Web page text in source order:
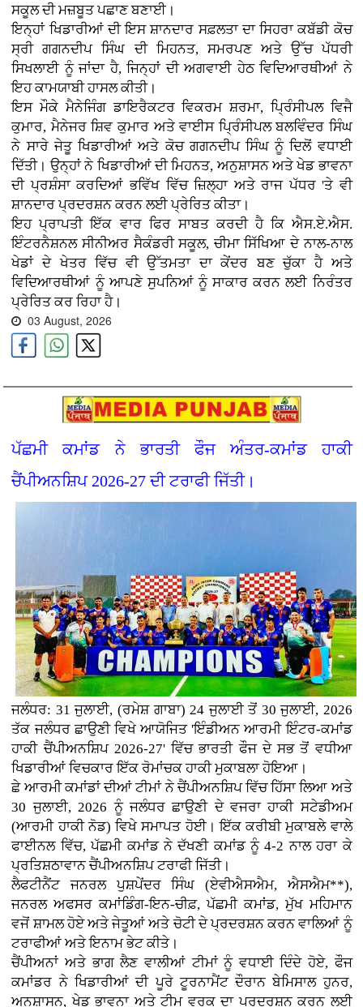
ਸਕੂਲ ਦੀ ਮਜ਼ਬੂਤ ਪਛਾਣ ਬਣਾਈ।
ਇਨ੍ਹਾਂ ਖਿਡਾਰੀਆਂ ਦੀ ਇਸ ਸ਼ਾਨਦਾਰ ਸਫ਼ਲਤਾ ਦਾ ਸਿਹਰਾ ਕਬੱਡੀ ਕੋਚ
ਸ੍ਰੀ ਗਗਨਦੀਪ ਸਿੰਘ ਦੀ ਮਿਹਨਤ, ਸਮਰਪਣ ਅਤੇ ਉੱਚ ਪੱਧਰੀ
ਸਿਖਲਾਈ ਨੂੰ ਜਾਂਦਾ ਹੈ, ਜਿਨ੍ਹਾਂ ਦੀ ਅਗਵਾਈ ਹੇਠ ਵਿਦਿਆਰਥੀਆਂ ਨੇ
ਇਹ ਕਾਮਯਾਬੀ ਹਾਸਲ ਕੀਤੀ।
ਇਸ ਮੌਕੇ ਮੈਨੇਜਿੰਗ ਡਾਇਰੈਕਟਰ ਵਿਕਰਮ ਸ਼ਰਮਾ, ਪ੍ਰਿੰਸੀਪਲ ਵਿਜੈ
ਕੁਮਾਰ, ਮੈਨੇਜਰ ਸ਼ਿਵ ਕੁਮਾਰ ਅਤੇ ਵਾਈਸ ਪ੍ਰਿੰਸੀਪਲ ਬਲਵਿੰਦਰ ਸਿੰਘ
ਨੇ ਸਾਰੇ ਜੇਤੂ ਖਿਡਾਰੀਆਂ ਅਤੇ ਕੋਚ ਗਗਨਦੀਪ ਸਿੰਘ ਨੂੰ ਦਿਲੋਂ ਵਧਾਈ
ਦਿੱਤੀ। ਉਨ੍ਹਾਂ ਨੇ ਖਿਡਾਰੀਆਂ ਦੀ ਮਿਹਨਤ, ਅਨੁਸ਼ਾਸਨ ਅਤੇ ਖੇਡ ਭਾਵਨਾ
ਦੀ ਪ੍ਰਸ਼ੰਸਾ ਕਰਦਿਆਂ ਭਵਿੱਖ ਵਿੱਚ ਜ਼ਿਲ੍ਹਾ ਅਤੇ ਰਾਜ ਪੱਧਰ 'ਤੇ ਵੀ
ਸ਼ਾਨਦਾਰ ਪ੍ਰਦਰਸ਼ਨ ਕਰਨ ਲਈ ਪ੍ਰੇਰਿਤ ਕੀਤਾ।
ਇਹ ਪ੍ਰਾਪਤੀ ਇੱਕ ਵਾਰ ਫਿਰ ਸਾਬਤ ਕਰਦੀ ਹੈ ਕਿ ਐਸ.ਏ.ਐਸ.
ਇੰਟਰਨੈਸ਼ਨਲ ਸੀਨੀਅਰ ਸੈਕੰਡਰੀ ਸਕੂਲ, ਚੀਮਾ ਸਿੱਖਿਆ ਦੇ ਨਾਲ-ਨਾਲ
ਖੇਡਾਂ ਦੇ ਖੇਤਰ ਵਿੱਚ ਵੀ ਉੱਤਮਤਾ ਦਾ ਕੇਂਦਰ ਬਣ ਚੁੱਕਾ ਹੈ ਅਤੇ
ਵਿਦਿਆਰਥੀਆਂ ਨੂੰ ਆਪਣੇ ਸੁਪਨਿਆਂ ਨੂੰ ਸਾਕਾਰ ਕਰਨ ਲਈ ਨਿਰੰਤਰ
ਪ੍ਰੇਰਿਤ ਕਰ ਰਿਹਾ ਹੈ।
03 August, 2026
ਪੱਛਮੀ ਕਮਾਂਡ ਨੇ ਭਾਰਤੀ ਫੌਜ ਅੰਤਰ-ਕਮਾਂਡ ਹਾਕੀ
ਚੈਂਪੀਅਨਸ਼ਿਪ 2026-27 ਦੀ ਟਰਾਫੀ ਜਿੱਤੀ।
ਜਲੰਧਰ: 31 ਜੁਲਾਈ, (ਰਮੇਸ਼ ਗਾਬਾ) 24 ਜੁਲਾਈ ਤੋਂ 30 ਜੁਲਾਈ, 2026
ਤੱਕ ਜਲੰਧਰ ਛਾਉਣੀ ਵਿਖੇ ਆਯੋਜਿਤ 'ਇੰਡੀਅਨ ਆਰਮੀ ਇੰਟਰ-ਕਮਾਂਡ
ਹਾਕੀ ਚੈਂਪੀਅਨਸ਼ਿਪ 2026-27' ਵਿੱਚ ਭਾਰਤੀ ਫੌਜ ਦੇ ਸਭ ਤੋਂ ਵਧੀਆ
ਖਿਡਾਰੀਆਂ ਵਿਚਕਾਰ ਇੱਕ ਰੋਮਾਂਚਕ ਹਾਕੀ ਮੁਕਾਬਲਾ ਹੋਇਆ।
ਛੇ ਆਰਮੀ ਕਮਾਂਡਾਂ ਦੀਆਂ ਟੀਮਾਂ ਨੇ ਚੈਂਪੀਅਨਸ਼ਿਪ ਵਿੱਚ ਹਿੱਸਾ ਲਿਆ ਅਤੇ
30 ਜੁਲਾਈ, 2026 ਨੂੰ ਜਲੰਧਰ ਛਾਉਣੀ ਦੇ ਵਜਰਾ ਹਾਕੀ ਸਟੇਡੀਅਮ
(ਆਰਮੀ ਹਾਕੀ ਨੋਡ) ਵਿਖੇ ਸਮਾਪਤ ਹੋਈ। ਇੱਕ ਕਰੀਬੀ ਮੁਕਾਬਲੇ ਵਾਲੇ
ਫਾਈਨਲ ਵਿੱਚ, ਪੱਛਮੀ ਕਮਾਂਡ ਨੇ ਦੱਖਣੀ ਕਮਾਂਡ ਨੂੰ 4-2 ਨਾਲ ਹਰਾ ਕੇ
ਪ੍ਰਤਿਸ਼ਠਾਵਾਨ ਚੈਂਪੀਅਨਸ਼ਿਪ ਟਰਾਫੀ ਜਿੱਤੀ।
ਲੈਫਟੀਨੈਂਟ ਜਨਰਲ ਪੁਸ਼ਪੇਂਦਰ ਸਿੰਘ (ਏਵੀਐਸਐਮ, ਐਸਐਮ**),
ਜਨਰਲ ਅਫਸਰ ਕਮਾਂਡਿੰਗ-ਇਨ-ਚੀਫ਼, ਪੱਛਮੀ ਕਮਾਂਡ, ਮੁੱਖ ਮਹਿਮਾਨ
ਵਜੋਂ ਸ਼ਾਮਲ ਹੋਏ ਅਤੇ ਜੇਤੂਆਂ ਅਤੇ ਚੋਟੀ ਦੇ ਪ੍ਰਦਰਸ਼ਨ ਕਰਨ ਵਾਲਿਆਂ ਨੂੰ
ਟਰਾਫੀਆਂ ਅਤੇ ਇਨਾਮ ਭੇਟ ਕੀਤੇ।
ਚੈਂਪੀਅਨਾਂ ਅਤੇ ਭਾਗ ਲੈਣ ਵਾਲੀਆਂ ਟੀਮਾਂ ਨੂੰ ਵਧਾਈ ਦਿੰਦੇ ਹੋਏ, ਫੌਜ
ਕਮਾਂਡਰ ਨੇ ਖਿਡਾਰੀਆਂ ਦੀ ਪੂਰੇ ਟੂਰਨਾਮੈਂਟ ਦੌਰਾਨ ਬੇਮਿਸਾਲ ਹੁਨਰ,
ਅਨੁਸ਼ਾਸਨ, ਖੇਡ ਭਾਵਨਾ ਅਤੇ ਟੀਮ ਵਰਕ ਦਾ ਪ੍ਰਦਰਸ਼ਨ ਕਰਨ ਲਈ